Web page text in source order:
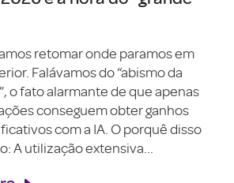
retomar onde paramos em
Falávamos do “abismo da
o fato alarmante de que apenas
conseguem obter ganhos
com a IA. O porquê disso
A utilização extensiva...